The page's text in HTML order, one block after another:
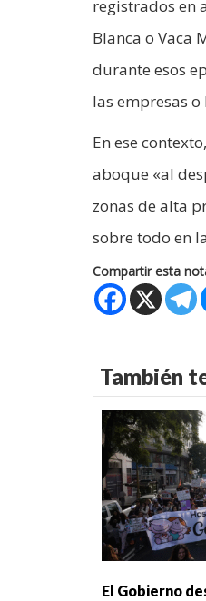
registrados en
Blanca o Vaca
durante esos
las empresas
En ese
aboque «al
zonas de alta
sobre todo en
Compartir esta
También
El Gobierno